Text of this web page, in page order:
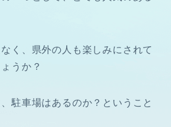
く、県外の人も楽しみにされて
うか？
駐車場はあるのか？ということ